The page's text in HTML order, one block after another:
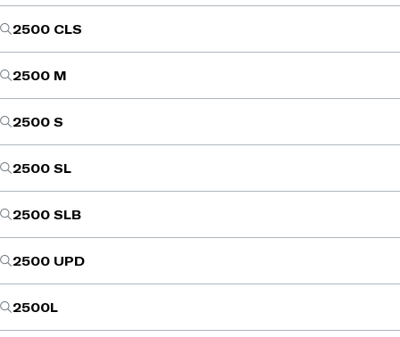
2500 CLS
2500 M
2500 S
2500 SL
2500 SLB
2500 UPD
2500L